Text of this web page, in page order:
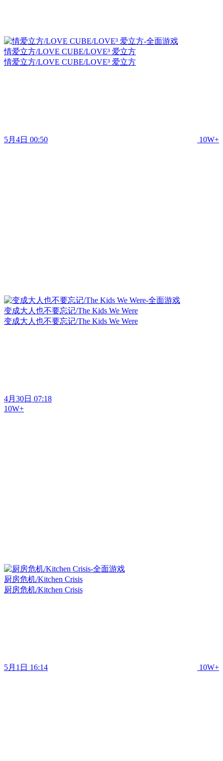
情爱立方/LOVE CUBE/LOVE³ 爱立方
情爱立方/LOVE CUBE/LOVE³ 爱立方
5月4日 00:50 10W+
变成大人也不要忘记/The Kids We Were
变成大人也不要忘记/The Kids We Were
4月30日 07:18
10W+
厨房危机/Kitchen Crisis
厨房危机/Kitchen Crisis
5月1日 16:14 10W+